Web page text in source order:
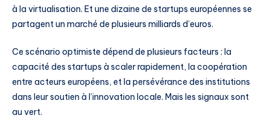
à la virtualisation. Et une dizaine de startups européennes se
partagent un marché de plusieurs milliards d’euros.
Ce scénario optimiste dépend de plusieurs facteurs : la
capacité des startups à scaler rapidement, la coopération
entre acteurs européens, et la persévérance des institutions
dans leur soutien à l’innovation locale. Mais les signaux sont
au vert.